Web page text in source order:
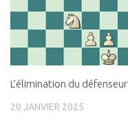
L’élimination du défenseur
20 JANVIER 2025